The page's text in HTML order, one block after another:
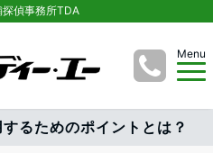
偵事務所TDA
Menu
るためのポイントとは？